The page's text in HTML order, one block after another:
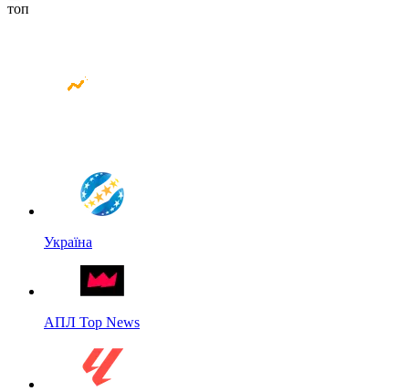
топ
Україна
АПЛ Top News